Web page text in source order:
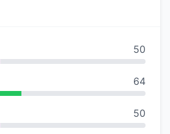
50
64
50